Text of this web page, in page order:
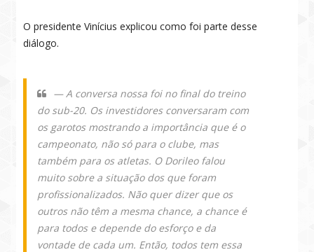
O presidente Vinícius explicou como foi parte desse
diálogo.
— A conversa nossa foi no final do treino
do sub-20. Os investidores conversaram com
os garotos mostrando a importância que é o
campeonato, não só para o clube, mas
também para os atletas. O Dorileo falou
muito sobre a situação dos que foram
profissionalizados. Não quer dizer que os
outros não têm a mesma chance, a chance é
para todos e depende do esforço e da
vontade de cada um. Então, todos tem essa